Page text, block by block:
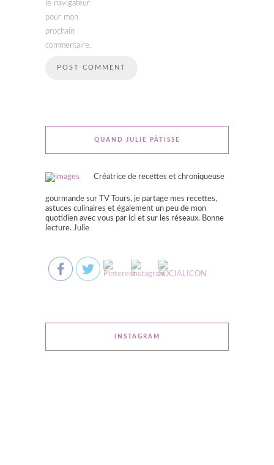
le navigateur
pour mon
prochain
commentaire.
QUAND JULIE PÂTISSE
Créatrice de recettes et chroniqueuse
gourmande sur TV Tours, je partage mes recettes,
astuces culinaires et également un peu de mon
quotidien avec vous par ici et sur les réseaux. Bonne
lecture. Julie
INSTAGRAM